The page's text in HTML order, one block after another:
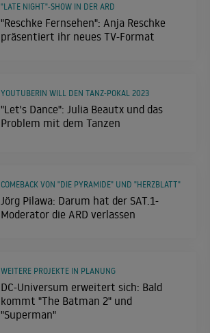
"Reschke Fernsehen": Anja Reschke
präsentiert ihr neues TV-Format
"LATE NIGHT"-SHOW IN DER ARD
"Let's Dance": Julia Beautx und das
Problem mit dem Tanzen
YOUTUBERIN WILL DEN TANZ-POKAL 2023
Jörg Pilawa: Darum hat der SAT.1-
Moderator die ARD verlassen
COMEBACK VON "DIE PYRAMIDE" UND "HERZBLATT"
DC-Universum erweitert sich: Bald
kommt "The Batman 2" und
"Superman"
WEITERE PROJEKTE IN PLANUNG